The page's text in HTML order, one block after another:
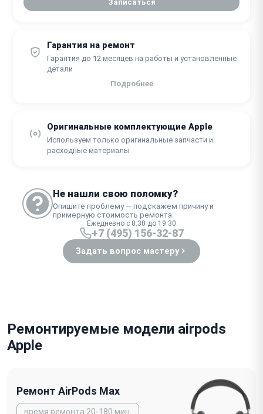
Записаться
Гарантия на ремонт
Гарантия до 12 месяцев на работы и установленные
детали
Подробнее
Оригинальные комплектующие Apple
Используем только оригинальные запчасти и
расходные материалы
Не нашли свою поломку?
Опишите проблему — подскажем причину и
примерную стоимость ремонта
Ежедневно с 8:30 до 19:30
+7 (495) 156-32-87
Задать вопрос мастеру
Ремонтируемые модели airpods
Apple
Ремонт AirPods Max